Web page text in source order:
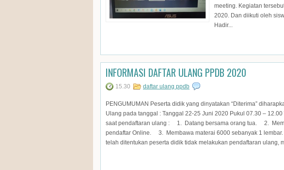
meeting. Kegiatan
2020. Dan diikuti oleh
Hadir...
INFORMASI DAFTAR ULANG PPDB 2020
15.30 daftar ulang ppdb
PENGUMUMAN Peserta didik yang dinyatakan “Diterima”
Ulang pada tanggal : Tanggal 22-25 Juni 2020 Pukul 07.30 –
saat pendaftaran ulang : 1. Datang bersama orang tua. 2.
pendaftar Online. 3. Membawa materai 6000 sebanyak 1 lembar.
telah ditentukan peserta didik tidak melakukan pendaftaran ulang,